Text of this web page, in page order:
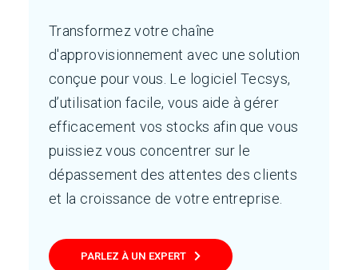
Transformez votre chaîne
d'approvisionnement avec une solution
conçue pour vous. Le logiciel Tecsys,
d’utilisation facile, vous aide à gérer
efficacement vos stocks afin que vous
puissiez vous concentrer sur le
dépassement des attentes des clients
et la croissance de votre entreprise.
PARLEZ À UN EXPERT